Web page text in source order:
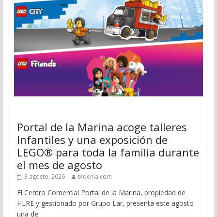
Portal de la Marina acoge talleres
Infantiles y una exposición de
LEGO® para toda la familia durante
el mes de agosto
3 agosto, 2026 tvdenia.com
El Centro Comercial Portal de la Marina, propiedad de
HLRE y gestionado por Grupo Lar, presenta este agosto
una de